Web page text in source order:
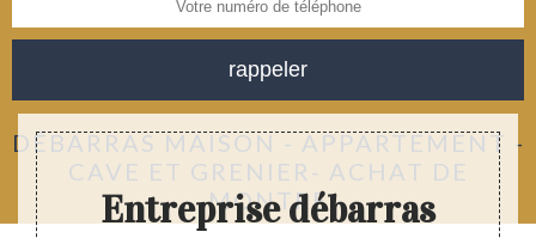
DÉBARRAS MAISON - APPARTEMENT -
CAVE ET GRENIER- ACHAT DE
MONTRE
Entreprise débarras